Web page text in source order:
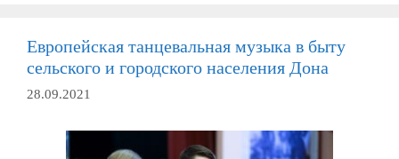
Европейская танцевальная музыка в быту
сельского и городского населения Дона
28.09.2021